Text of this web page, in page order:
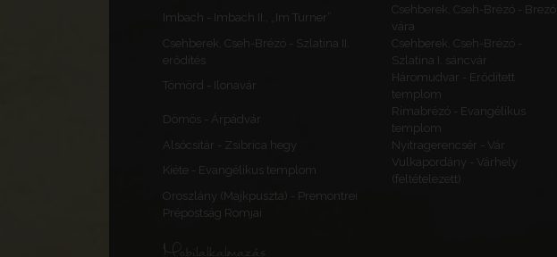
Imbach - Imbach II., „Im Turner”
Csehberek, Cseh-Brézó - Brezó
vára
Csehberek, Cseh-Brézó - Szlatina II.
erődítés
Csehberek, Cseh-Brézó -
Szlatina I. sáncvár
Tömörd - Ilonavár
Háromudvar - Erődített
templom
Dömös - Árpádvár
Rimabrézó - Evangélikus
templom
Alsócsitár - Zsibrica hegy
Nyitragerencsér - Vár
Kiéte - Evangélikus templom
Vulkapordány - Várhely
(feltételezett)
Oroszlány (Majkpuszta) - Premontrei
Prépostság Romjai
Mobilalkalmazás